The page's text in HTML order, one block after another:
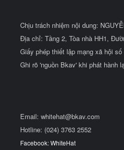
Chịu trách nhiệm nội dung:
Địa chỉ: Tầng 2, Tòa nhà HH1,
Giấy phép thiết lập mạng xã hội
Ghi rõ 'nguồn Bkav' khi phát hành
Email: whitehat@bkav.com
Hotline: (024) 3763 2552
Facebook: WhiteHat